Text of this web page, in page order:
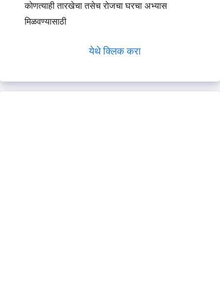
कोणत्याही तारखेचा तसेच रोजचा घरचा अभ्यास
मिळवण्यासाठी
येथे क्लिक करा